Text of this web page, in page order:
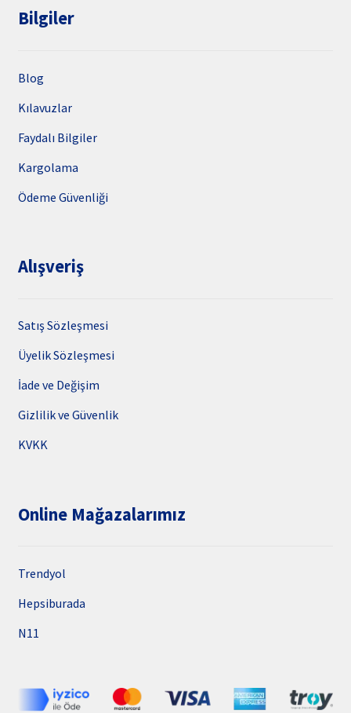
Bilgiler
Blog
Kılavuzlar
Faydalı Bilgiler
Kargolama
Ödeme Güvenliği
Alışveriş
Satış Sözleşmesi
Üyelik Sözleşmesi
İade ve Değişim
Gizlilik ve Güvenlik
KVKK
Online Mağazalarımız
Trendyol
Hepsiburada
N11